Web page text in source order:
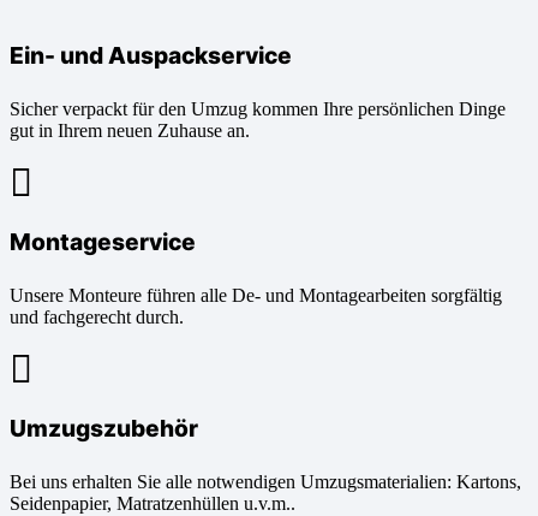
Ein- und Auspackservice
Sicher verpackt für den Umzug kommen Ihre persönlichen Dinge
gut in Ihrem neuen Zuhause an.
Montageservice
Unsere Monteure führen alle De- und Montagearbeiten sorgfältig
und fachgerecht durch.
Umzugszubehör
Bei uns erhalten Sie alle notwendigen Umzugsmaterialien: Kartons,
Seidenpapier, Matratzenhüllen u.v.m..